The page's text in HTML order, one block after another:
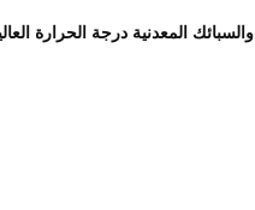
والسبائك المعدنية درجة الحرارة